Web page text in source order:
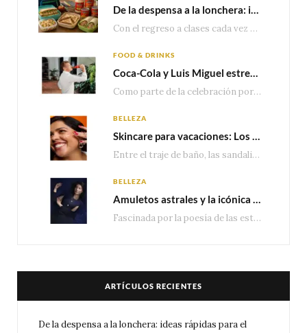
De la despensa a la lonchera: ideas rápidas para el regreso a clases
Con el regreso a clases cada vez más cerca, las familias comienzan a reorganizar horarios,…
FOOD & DRINKS
Coca-Cola y Luis Miguel estrenan el comercial que celebra 100 años de historia junto a México
Como parte de la celebración por sus primeros 100 años enMéxico, Coca-Cola presenta hoy el…
BELLEZA
Skincare para vacaciones: Los do’s and dont’s para cuidar tu piel
Entre el traje de baño, las sandalias, los lentes de sol y los looks que…
BELLEZA
Amuletos astrales y la icónica colección Zodiaque de Van Cleef & Arpels
Fascinada por la poesía de las estrellas, la Maison Van Cleef & Arpels celebra la llegada de las…
ARTÍCULOS RECIENTES
De la despensa a la lonchera: ideas rápidas para el